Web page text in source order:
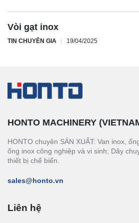
Vòi gạt inox
TIN CHUYÊN GIA 19/04/2025
HONTO MACHINERY
HONTO chuyên SẢN XUẤT: Van inox,
ống inox công nghiệp và vi sinh; Dây
thiết bị chế biến.
sales@honto.vn
Liên hệ